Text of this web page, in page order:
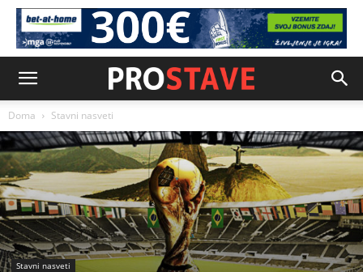
Doma Stavni nasveti
Stavni nasveti